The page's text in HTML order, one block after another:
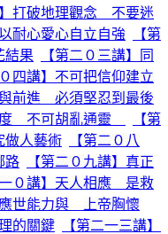
】打破地理觀念 不要迷
耐心愛心自立自強
【第
結果
【第二０三講】同
０四講】不可把信仰建立
與前進 必須堅忍到最後
度 不可胡亂通靈
【第
人藝術
【第二０八
路
【第二０九講】真正
一０講】天人相應 是救
應世能力與 上帝胸懷
的關鍵
【第二一三講】